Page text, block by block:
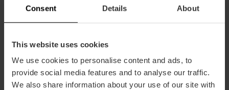
Consent Details About
This website uses cookies
We use cookies to personalise content and ads, to
provide social media features and to analyse our traffic.
We also share information about your use of our site with
Ausstellung «Ich
Valencia
21/07/2026 - 25/10/2026